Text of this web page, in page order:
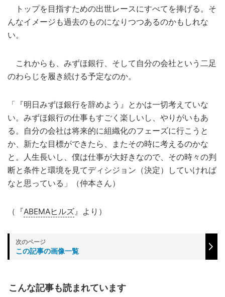
トップを目指すための出世レースにすべてを捧げる。そ
んなイメージも過去のものになりつつあるのかもしれな
い。
これからも、みずほ銀行、そして自分の会社という二足
のわらじを履き続ける予定なのか。
「『明日みずほ銀行を辞めよう』とかは一切考えていな
い。みずほ銀行の仕事もすごく楽しいし、やりがいもあ
る。自分の会社は将来的に組織化のフェーズに行こうと
か、新たな目標ができたら、またその時に考えるのかな
と。人生長いし、僕は仕事が大好きなので、その時々の判
断と条件と環境を見てディシジョン（決定）していければ
なと思っている」（仲本さん）
（『ABEMAヒルズ』より）
この記事の画像一覧
こんな記事も読まれています